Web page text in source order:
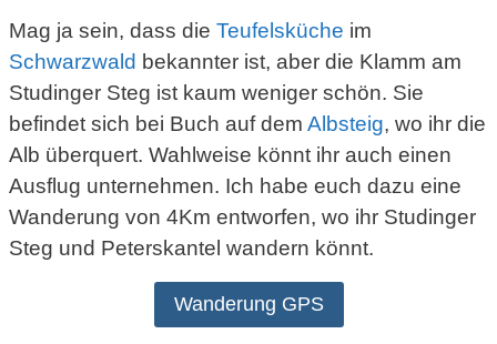
Mag ja sein, dass die Teufelsküche im
Schwarzwald bekannter ist, aber die Klamm am
Studinger Steg ist kaum weniger schön. Sie
befindet sich bei Buch auf dem Albsteig, wo ihr die
Alb überquert. Wahlweise könnt ihr auch einen
Ausflug unternehmen. Ich habe euch dazu eine
Wanderung von 4Km entworfen, wo ihr Studinger
Steg und Peterskantel wandern könnt.
Wanderung GPS